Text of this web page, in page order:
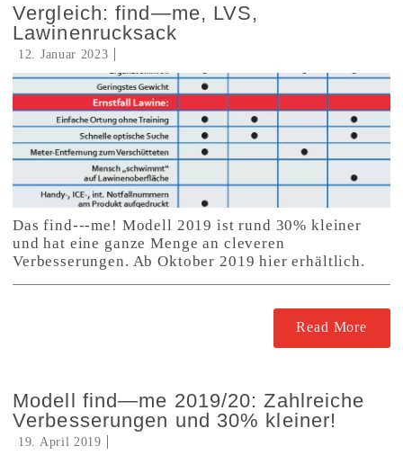
Vergleich: find—me, LVS,
Lawinenrucksack
12. Januar 2023
Das find---me! Modell 2019 ist rund 30% kleiner
und hat eine ganze Menge an cleveren
Verbesserungen. Ab Oktober 2019 hier erhältlich.
Read More
Modell find—me 2019/20: Zahlreiche
Verbesserungen und 30% kleiner!
19. April 2019